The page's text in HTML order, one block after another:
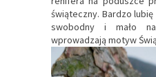
świąteczny. Bardzo
swobodny i mało
wprowadzają motyw